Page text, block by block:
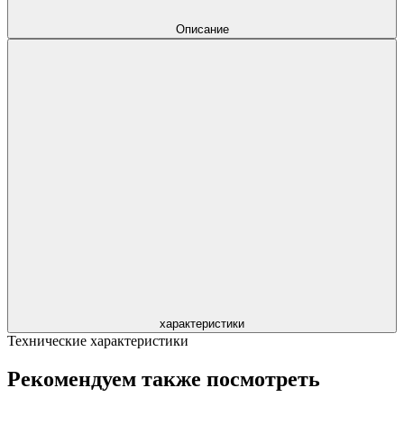
Описание
характеристики
Технические характеристики
Рекомендуем также посмотреть